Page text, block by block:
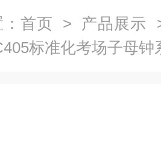
首页 > 产品展示
标准化考场子母钟